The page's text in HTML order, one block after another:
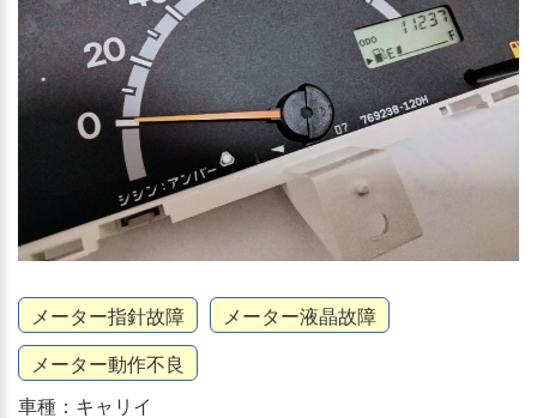
メーター指針故障 メーター液晶故障
メーター動作不良
車種：キャリイ